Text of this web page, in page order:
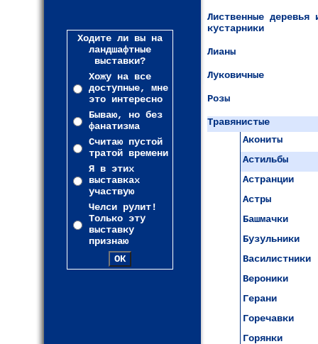
Ходите ли вы на
ландшафтные
выставки?
Хожу на все
доступные, мне
это интересно
Бываю, но без
фанатизма
Считаю пустой
тратой времени
Я в этих
выставках
участвую
Челси рулит!
Только эту
выставку
признаю
Лиственные деревья
кустарники
Лианы
Луковичные
Розы
Травянистые
Акониты
Астильбы
Астранции
Астры
Башмачки
Бузульники
Василистники
Вероники
Герани
Горечавки
Горянки